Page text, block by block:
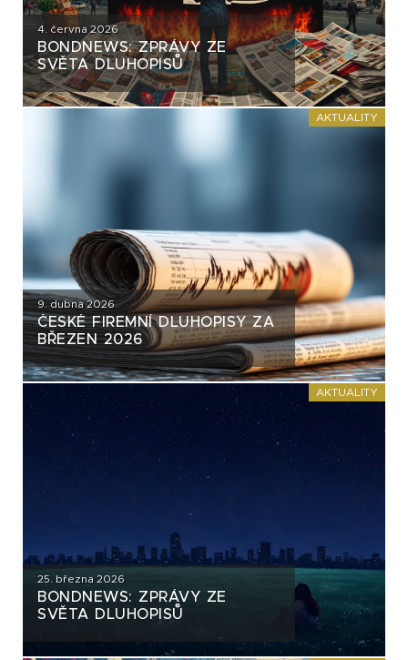
4. června 2026
BONDNEWS: ZPRÁVY ZE
SVĚTA DLUHOPISŮ
AKTUALITY
9. dubna 2026
ČESKÉ FIREMNÍ DLUHOPISY ZA
BŘEZEN 2026
AKTUALITY
25. března 2026
BONDNEWS: ZPRÁVY ZE
SVĚTA DLUHOPISŮ